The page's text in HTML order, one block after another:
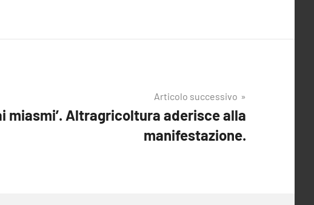
Articolo successivo
miasmi’. Altragricoltura aderisce alla
manifestazione.